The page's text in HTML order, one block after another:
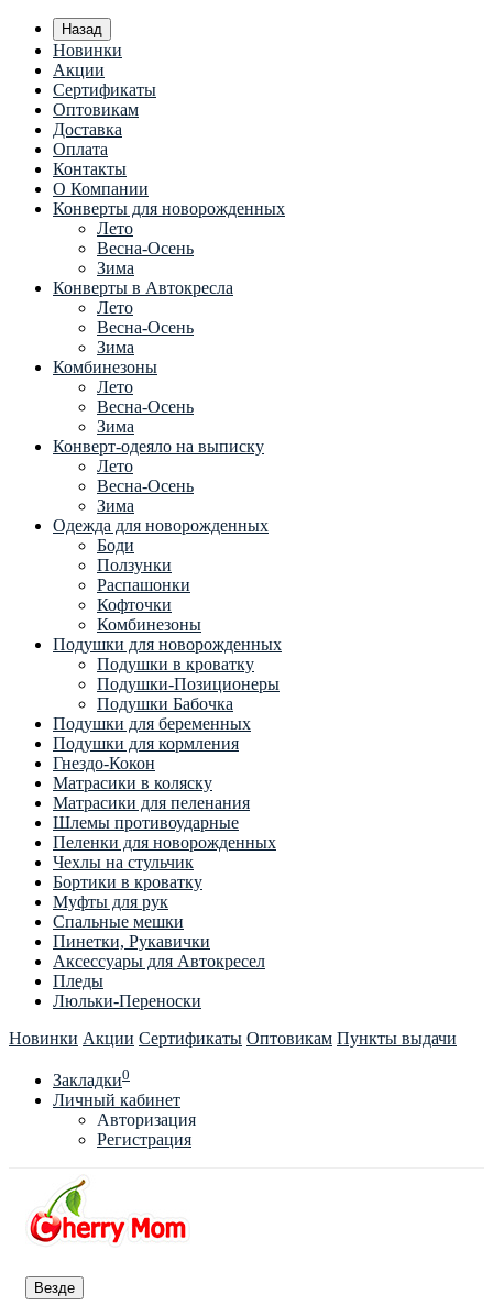
Назад
Новинки
Акции
Сертификаты
Оптовикам
Доставка
Оплата
Контакты
О Компании
Конверты для новорожденных
Лето
Весна-Осень
Зима
Конверты в Автокресла
Лето
Весна-Осень
Зима
Комбинезоны
Лето
Весна-Осень
Зима
Конверт-одеяло на выписку
Лето
Весна-Осень
Зима
Одежда для новорожденных
Боди
Ползунки
Распашонки
Кофточки
Комбинезоны
Подушки для новорожденных
Подушки в кроватку
Подушки-Позиционеры
Подушки Бабочка
Подушки для беременных
Подушки для кормления
Гнездо-Кокон
Матрасики в коляску
Матрасики для пеленания
Шлемы противоударные
Пеленки для новорожденных
Чехлы на стульчик
Бортики в кроватку
Муфты для рук
Спальные мешки
Пинетки, Рукавички
Аксессуары для Автокресел
Пледы
Люльки-Переноски
Новинки Акции Сертификаты Оптовикам Пункты выдачи
Закладки0
Личный кабинет
Авторизация
Регистрация
Везде